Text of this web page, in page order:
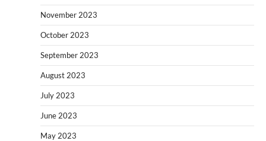
November 2023
October 2023
September 2023
August 2023
July 2023
June 2023
May 2023